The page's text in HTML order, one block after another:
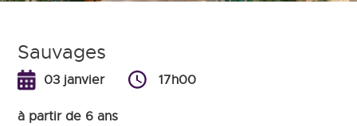
Sauvages
03 janvier 17h00
à partir de 6 ans